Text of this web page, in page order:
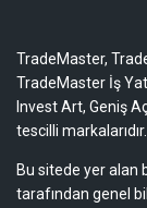
TradeMaster,
TradeMaster İş
Invest Art, Geniş
tescilli markalarıdır.
Bu sitede yer alan
tarafından genel